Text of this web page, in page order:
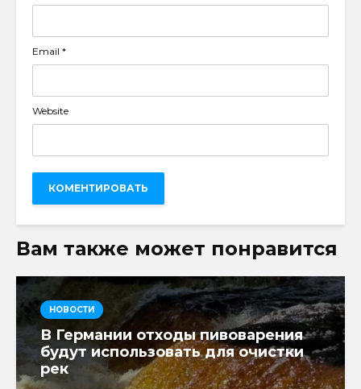
Email *
Website
Вам также может понравится
НОВОСТИ
В Германии отходы пивоварения
будут использовать для очистки
рек